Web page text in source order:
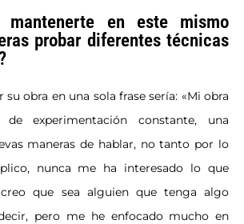
mantenerte en este mismo
probar diferentes técnicas
su obra en una sola frase sería: «Mi obra
de experimentación constante, una
maneras de hablar, no tanto por lo
nunca me ha interesado lo que
que sea alguien que tenga algo
pero me he enfocado mucho en